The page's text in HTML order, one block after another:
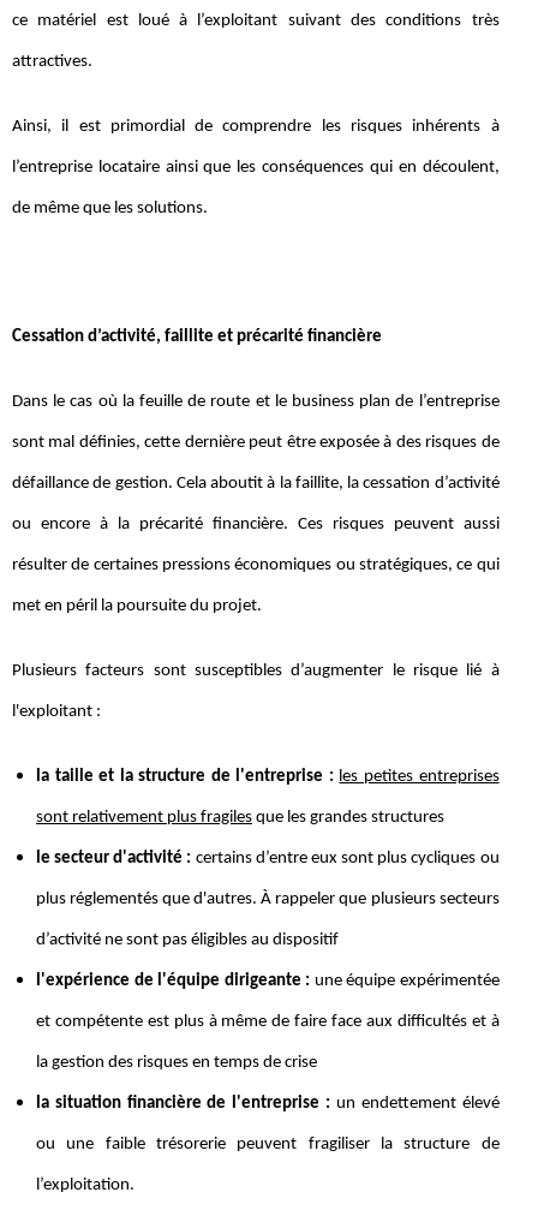
ce matériel est loué à l’exploitant suivant des conditions très
attractives.
Ainsi, il est primordial de comprendre les risques inhérents à
l’entreprise locataire ainsi que les conséquences qui en découlent,
de même que les solutions.
Cessation d’activité, faillite et précarité financière
Dans le cas où la feuille de route et le business plan de l’entreprise
sont mal définies, cette dernière peut être exposée à des risques de
défaillance de gestion. Cela aboutit à la faillite, la cessation d’activité
ou encore à la précarité financière. Ces risques peuvent aussi
résulter de certaines pressions économiques ou stratégiques, ce qui
met en péril la poursuite du projet.
Plusieurs facteurs sont susceptibles d’augmenter le risque lié à
l'exploitant :
la taille et la structure de l'entreprise : les petites entreprises
sont relativement plus fragiles que les grandes structures
le secteur d'activité : certains d’entre eux sont plus cycliques ou
plus réglementés que d'autres. À rappeler que plusieurs secteurs
d’activité ne sont pas éligibles au dispositif
l'expérience de l'équipe dirigeante : une équipe expérimentée
et compétente est plus à même de faire face aux difficultés et à
la gestion des risques en temps de crise
la situation financière de l'entreprise : un endettement élevé
ou une faible trésorerie peuvent fragiliser la structure de
l’exploitation.